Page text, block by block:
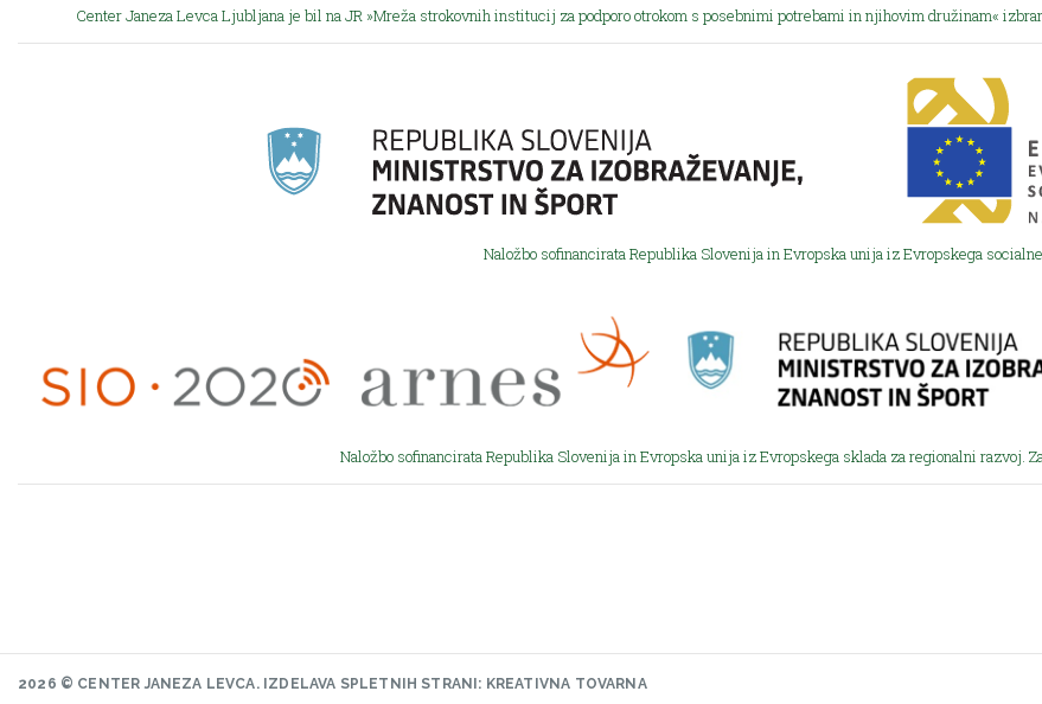
Center Janeza Levca Ljubljana je bil na JR »Mreža strokovnih institucij za podporo otrokom s posebnimi potrebami in njihovim družinam«
Naložbo sofinancirata Republika Slovenija in Evropska unija iz Evropskega
Naložbo sofinancirata Republika Slovenija in Evropska unija iz Evropskega sklada za regionalni razvoj.
2026 © CENTER JANEZA LEVCA. IZDELAVA SPLETNIH STRANI: KREATIVNA TOVARNA